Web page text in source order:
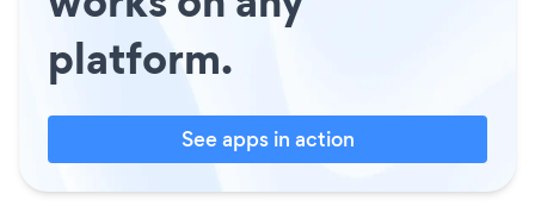
platform.
See apps in action